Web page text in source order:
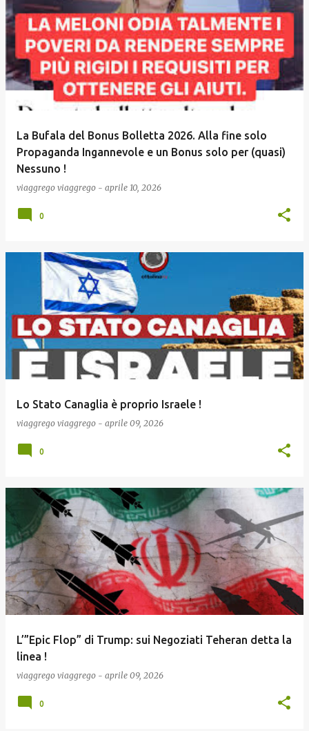
La Bufala del Bonus Bolletta 2026. Alla fine solo
Propaganda Ingannevole e un Bonus solo per (quasi)
Nessuno !
viaggrego viaggrego - aprile 10, 2026
0
Lo Stato Canaglia è proprio Israele !
viaggrego viaggrego - aprile 09, 2026
0
L’”Epic Flop” di Trump: sui Negoziati Teheran detta la
linea !
viaggrego viaggrego - aprile 09, 2026
0